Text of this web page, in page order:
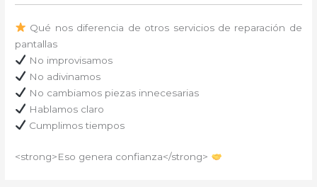
Qué nos diferencia de otros servicios de reparación de
pantallas
No improvisamos
No adivinamos
No cambiamos piezas innecesarias
Hablamos claro
Cumplimos tiempos
<strong>Eso genera confianza</strong>